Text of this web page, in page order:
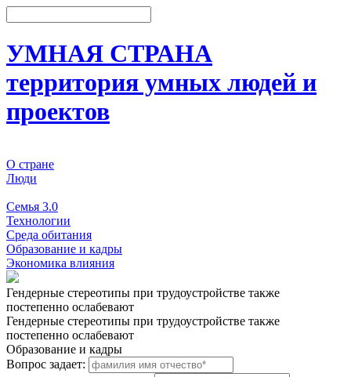
УМНАЯ СТРАНА
территория умных людей и
проектов
О стране
Люди
Семья 3.0
Технологии
Среда обитания
Образование и кадры
Экономика влияния
Гендерные стереотипы при трудоустройстве также
постепенно ослабевают
Гендерные стереотипы при трудоустройстве также
постепенно ослабевают
Образование и кадры
Вопрос задает: